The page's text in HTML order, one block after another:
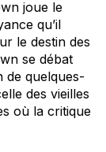
joue le
qu’il
le destin des
se débat
de quelques-
des vieilles
où la critique